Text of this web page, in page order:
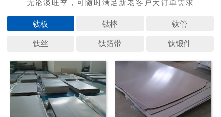
钛板 钛棒 钛管
钛丝 钛箔带 钛锻件